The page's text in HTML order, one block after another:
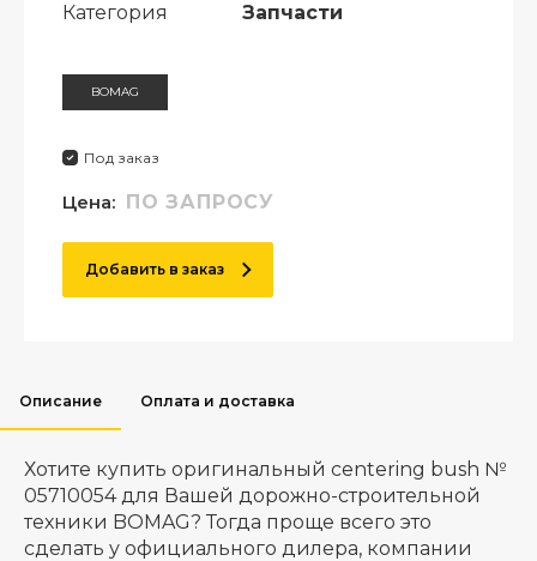
Категория Запчасти
BOMAG
Под заказ
Цена: ПО ЗАПРОСУ
Добавить в заказ
Описание Оплата и доставка
Хотите купить оригинальный centering bush №
05710054 для Вашей дорожно-строительной
техники BOMAG? Тогда проще всего это
сделать у официального дилера, компании